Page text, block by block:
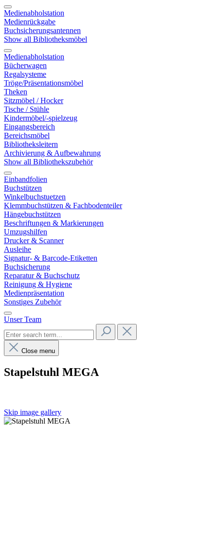
Medienabholstation
Medienrückgabe
Buchsicherungsantennen
Show all Bibliotheksmöbel
Medienabholstation
Bücherwagen
Regalsysteme
Tröge/Präsentationsmöbel
Theken
Sitzmöbel / Hocker
Tische / Stühle
Kindermöbel/-spielzeug
Eingangsbereich
Bereichsmöbel
Bibliotheksleitern
Archivierung & Aufbewahrung
Show all Bibliothekszubehör
Einbandfolien
Buchstützen
Winkelbuchstuetzen
Klemmbuchstützen & Fachbodenteiler
Hängebuchstützen
Beschriftungen & Markierungen
Umzugshilfen
Drucker & Scanner
Ausleihe
Signatur- & Barcode-Etiketten
Buchsicherung
Reparatur & Buchschutz
Reinigung & Hygiene
Medienpräsentation
Sonstiges Zubehör
Unser Team
Close menu
Stapelstuhl MEGA
Skip image gallery